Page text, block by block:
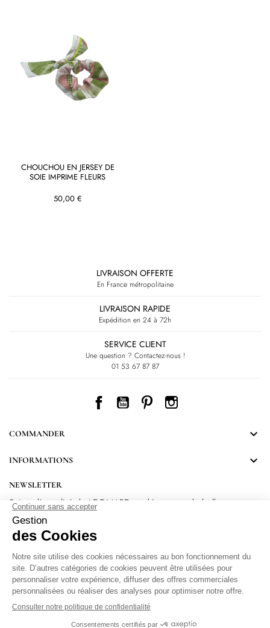
CHOUCHOU EN JERSEY DE
SOIE IMPRIME FLEURS
50,00 €
LIVRAISON OFFERTE
En France métropolitaine
LIVRAISON RAPIDE
Expédition en 24 à 72h
SERVICE CLIENT
Une question ? Contactez-nous !
01 53 67 87 87
Facebook
YouTube
PinterestInstagram
COMMANDER 
INFORMATIONS 
NEWSLETTER
Suivez l’actualité de LEONARD et découvrez de belles
surprises.
En vous inscrivant, vous acceptez notre Politique de confidentialité.Protection
des données personnelles.